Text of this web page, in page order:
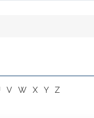
V W X Y Z